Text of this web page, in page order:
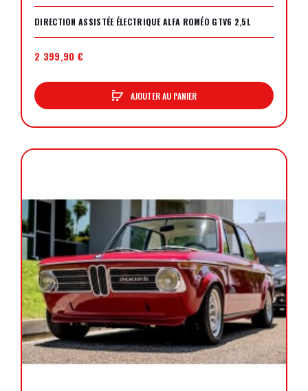
DIRECTION ASSISTÉE ÉLECTRIQUE ALFA ROMÉO GTV6 2,5L
2 399,90 €
AJOUTER AU PANIER